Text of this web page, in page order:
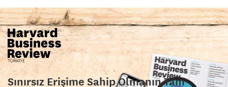
Sınırsız Erişime Sahip Olmanın Tam